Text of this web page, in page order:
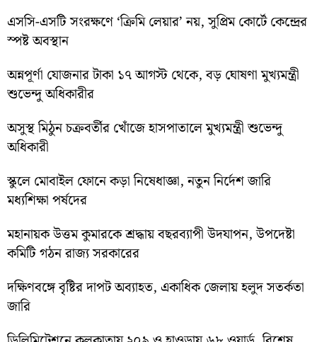
এসসি-এসটি সংরক্ষণে ‘ক্রিমি লেয়ার’ নয়, সুপ্রিম কোর্টে কেন্দ্রের
স্পষ্ট অবস্থান
অন্নপূর্ণা যোজনার টাকা ১৭ আগস্ট থেকে, বড় ঘোষণা মুখ্যমন্ত্রী
শুভেন্দু অধিকারীর
অসুস্থ মিঠুন চক্রবর্তীর খোঁজে হাসপাতালে মুখ্যমন্ত্রী শুভেন্দু
অধিকারী
স্কুলে মোবাইল ফোনে কড়া নিষেধাজ্ঞা, নতুন নির্দেশ জারি
মধ্যশিক্ষা পর্ষদের
মহানায়ক উত্তম কুমারকে শ্রদ্ধায় বছরব্যাপী উদযাপন, উপদেষ্টা
কমিটি গঠন রাজ্য সরকারের
দক্ষিণবঙ্গে বৃষ্টির দাপট অব্যাহত, একাধিক জেলায় হলুদ সতর্কতা
জারি